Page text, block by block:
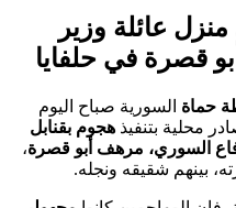
عائلة وزير
قصرة في حلفايا
حماة السورية صباح اليوم
محلية بتنفيذ هجوم بقنابل
السوري، مرهف أبو قصرة،
بينهم شقيقه ونجله.